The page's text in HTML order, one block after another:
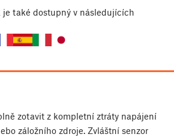
je také dostupný v následujících
zotavit z kompletní ztráty napájení
záložního zdroje. Zvláštní senzor